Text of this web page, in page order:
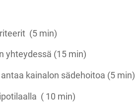
(5 min)
yhteydessä (15 min)
kainalon sädehoitoa (5 min)
( 10 min)